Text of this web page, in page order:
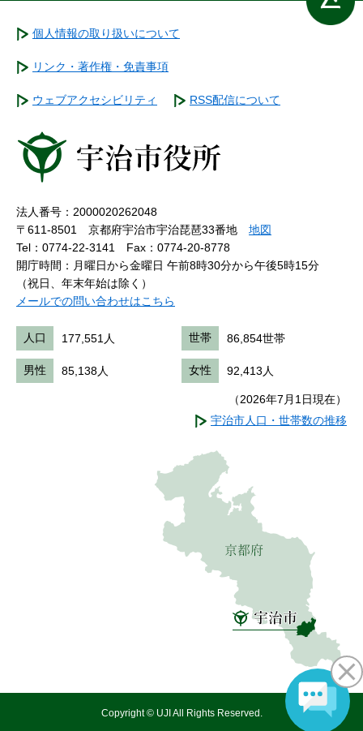
個人情報の取り扱いについて
リンク・著作権・免責事項
ウェブアクセシビリティ RSS配信について
法人番号：2000020262048
〒611-8501 京都府宇治市宇治琵琶33番地 地図
Tel：0774-22-3141
Fax：0774-20-8778
開庁時間：月曜日から金曜日 午前8時30分から午後5時15分
（祝日、年末年始は除く）
メールでの問い合わせはこちら
人口 177,551人 世帯 86,854世帯
男性 85,138人 女性 92,413人
（2026年7月1日現在）
宇治市人口・世帯数の推移
Copyright © UJI All Rights Reserved.